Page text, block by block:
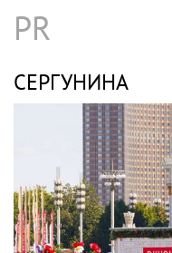
В Петербурге
жили
ВОЛОЧКОВА